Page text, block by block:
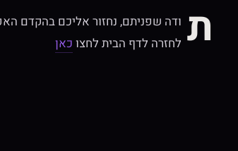
ת ודה שפניתם, נחזור אליכם בהקדם
לחזרה לדף הבית לחצו כאן